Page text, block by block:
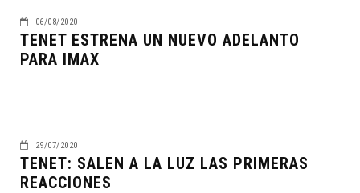
06/08/2020
TENET ESTRENA UN NUEVO ADELANTO
PARA IMAX
29/07/2020
TENET: SALEN A LA LUZ LAS PRIMERAS
REACCIONES